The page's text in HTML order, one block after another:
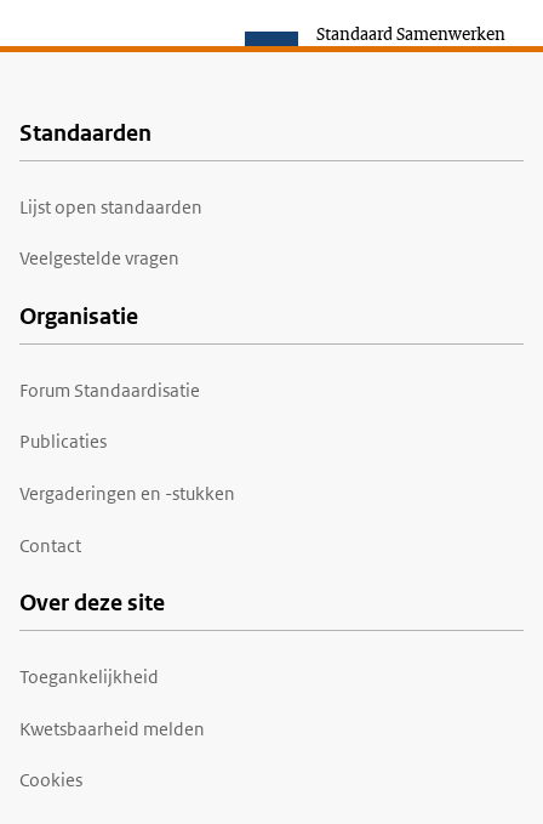
Standaard Samenwerken
Voet
Standaarden
Lijst open standaarden
Veelgestelde vragen
Organisatie
Forum Standaardisatie
Publicaties
Vergaderingen en -stukken
Contact
Over deze site
Toegankelijkheid
Kwetsbaarheid melden
Cookies